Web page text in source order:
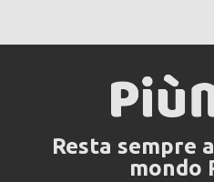
Resta sempre
mondo